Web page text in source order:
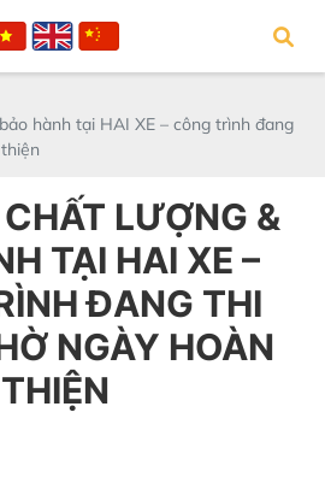
hành tại HAI XE – công trình đang
LƯỢNG &
TẠI HAI XE –
ĐANG THI
NGÀY HOÀN
THIỆN